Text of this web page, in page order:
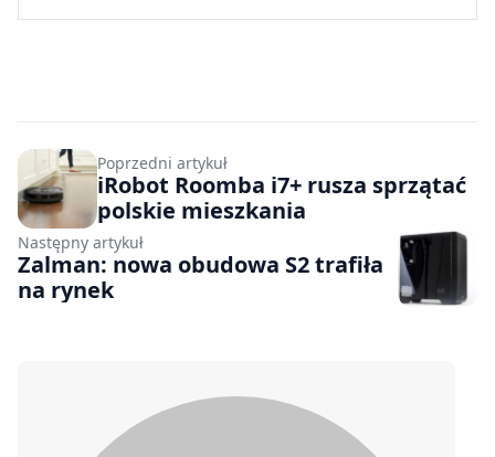
Poprzedni artykuł
iRobot Roomba i7+ rusza sprzątać
polskie mieszkania
Następny artykuł
Zalman: nowa obudowa S2 trafiła
na rynek